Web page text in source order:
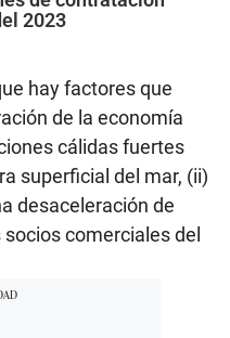
2023
hay factores que
de la economía
cálidas fuertes
superficial del mar, (ii)
desaceleración de
socios comerciales del